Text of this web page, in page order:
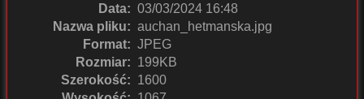
Data: 03/03/2024 16:48
Nazwa pliku: auchan_hetmanska.jpg
Format: JPEG
Rozmiar: 199KB
Szerokość: 1600